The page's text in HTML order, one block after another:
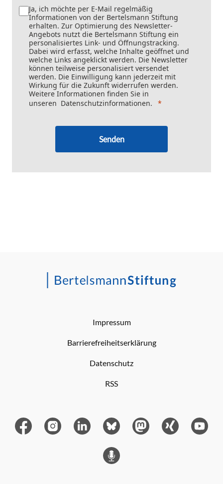
Ja, ich möchte per E-Mail regelmäßig
Informationen von der Bertelsmann Stiftung
erhalten. Zur Optimierung des Newsletter-
Angebots nutzt die Bertelsmann Stiftung ein
personalisiertes Link- und Öffnungstracking.
Dabei wird erfasst, welche Inhalte geöffnet und
welche Links angeklickt werden. Die Newsletter
können teilweise personalisiert versendet
werden. Die Einwilligung kann jederzeit mit
Wirkung für die Zukunft widerrufen werden.
Weitere Informationen finden Sie in
unseren Datenschutzinformationen.
Senden
Impressum
Barrierefreiheitserklärung
Datenschutz
RSS